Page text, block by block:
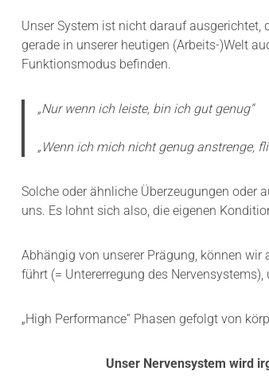
Unser System ist nicht darauf
gerade in unserer heutigen (Arbeits-)Welt
Funktionsmodus befinden.
„Nur wenn ich leiste, bin ich gut genug“
„Wenn ich mich nicht genug anstrenge,
Solche oder ähnliche Überzeugungen oder
uns. Es lohnt sich also, die eigenen
Abhängig von unserer Prägung, können
führt (= Untererregung des
„High Performance“ Phasen gefolgt von
Unser Nervensystem wird